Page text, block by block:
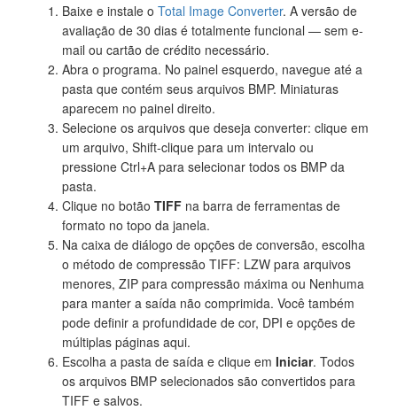
Baixe e instale o Total Image Converter. A versão de
avaliação de 30 dias é totalmente funcional — sem e-
mail ou cartão de crédito necessário.
Abra o programa. No painel esquerdo, navegue até a
pasta que contém seus arquivos BMP. Miniaturas
aparecem no painel direito.
Selecione os arquivos que deseja converter: clique em
um arquivo, Shift-clique para um intervalo ou
pressione Ctrl+A para selecionar todos os BMP da
pasta.
Clique no botão TIFF na barra de ferramentas de
formato no topo da janela.
Na caixa de diálogo de opções de conversão, escolha
o método de compressão TIFF: LZW para arquivos
menores, ZIP para compressão máxima ou Nenhuma
para manter a saída não comprimida. Você também
pode definir a profundidade de cor, DPI e opções de
múltiplas páginas aqui.
Escolha a pasta de saída e clique em Iniciar. Todos
os arquivos BMP selecionados são convertidos para
TIFF e salvos.